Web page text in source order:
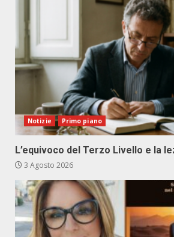
Notizie Primo piano
L’equivoco del Terzo Livello e la
3 Agosto 2026